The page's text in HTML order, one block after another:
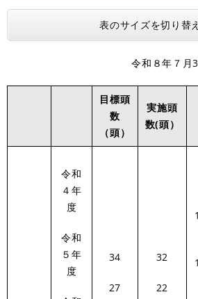
表のサイズを切り替
令和８年７月
目標頭
数
（頭）
実施頭
数(頭）
令和
４年
度
令和
５年
度
34
27
32
22